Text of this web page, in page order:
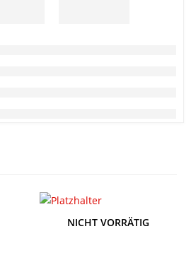
NICHT VORRÄTIG